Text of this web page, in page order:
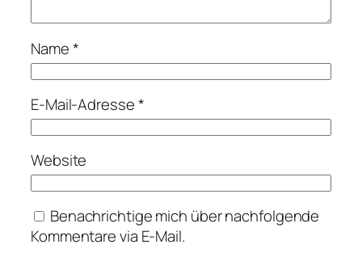
Name*
E-Mail-Adresse*
Website
Benachrichtige mich über nachfolgende
Kommentare via E-Mail.